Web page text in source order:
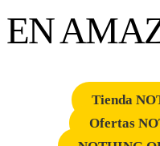
EN
Tienda
Ofertas